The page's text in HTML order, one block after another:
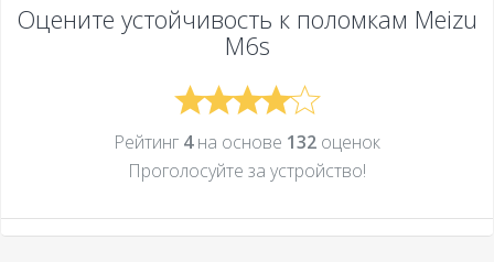
Оцените устойчивость к поломкам Meizu
M6s
Рейтинг 4на основе 132 оценок
Проголосуйте за устройcтво!